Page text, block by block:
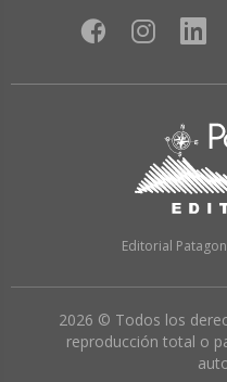
Editorial
2026 © Todos los
reproducción total o